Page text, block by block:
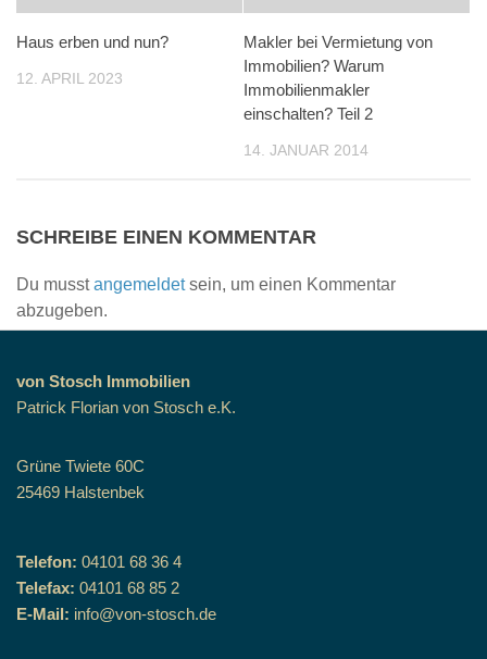
Haus erben und nun?
12. APRIL 2023
Makler bei Vermietung von
Immobilien? Warum
Immobilienmakler
einschalten? Teil 2
14. JANUAR 2014
SCHREIBE EINEN KOMMENTAR
Du musstangemeldetsein, um einen Kommentar
abzugeben.
von Stosch Immobilien
Patrick Florian von Stosch e.K.
Grüne Twiete 60C
25469 Halstenbek
Telefon: 04101 68 36 4
Telefax: 04101 68 85 2
E-Mail: info@von-stosch.de